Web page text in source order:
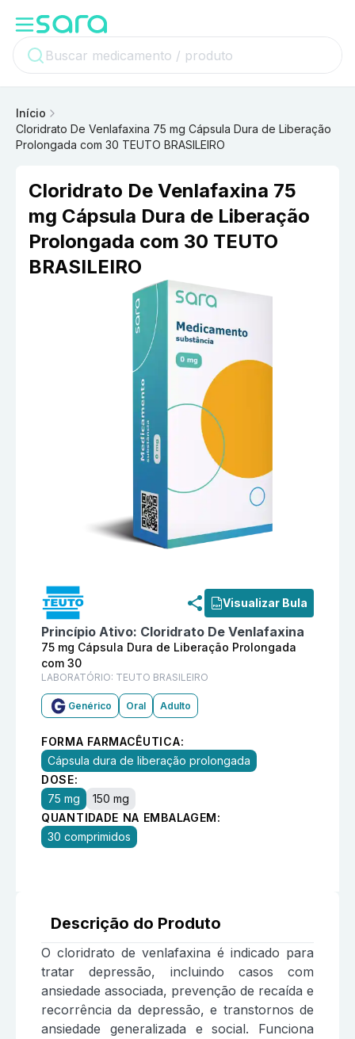
Início
Cloridrato De Venlafaxina 75 mg Cápsula Dura de Liberação
Prolongada com 30 TEUTO BRASILEIRO
Cloridrato De Venlafaxina 75
mg Cápsula Dura de Liberação
Prolongada com 30 TEUTO
BRASILEIRO
Visualizar Bula
Princípio Ativo: Cloridrato De Venlafaxina
75 mg Cápsula Dura de Liberação Prolongada
com 30
LABORATÓRIO: TEUTO BRASILEIRO
Genérico Oral Adulto
FORMA FARMACÊUTICA:
Cápsula dura de liberação prolongada
DOSE:
75 mg
150 mg
QUANTIDADE NA EMBALAGEM:
30 comprimidos
Descrição do Produto
O cloridrato de venlafaxina é indicado para
tratar depressão, incluindo casos com
ansiedade associada, prevenção de recaída e
recorrência da depressão, e transtornos de
ansiedade generalizada e social. Funciona